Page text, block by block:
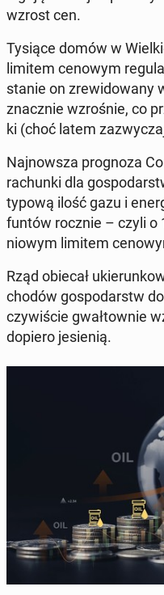
wzrost cen.
Tysiące domów w
limitem cenowym
sta­nie on zre­wi­do­wa­ny
znacz­nie wzro­śnie, co
ki (choć latem
Naj­now­sza pro­gno­za
ra­chun­ki dla
typową ilość gazu i
funtów rocznie – czyli
nio­wym limitem
Rząd obiecał
cho­dów go­spo­darstw
czy­wi­ście gwał­tow­nie
dopiero je­sie­nią.